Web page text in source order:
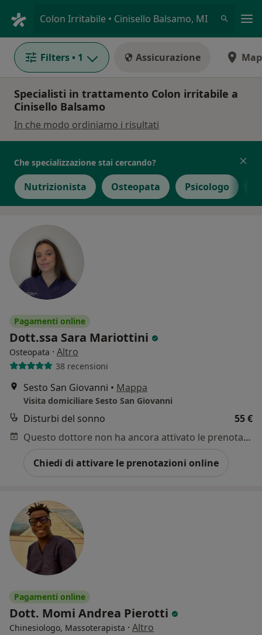
Colon Irritabile • Cinisello Balsamo, MI
Filters • 1 Assicurazione
Specialisti in trattamento Colon irritabile a
Cinisello Balsamo
In che modo ordiniamo i risultati
Che specializzazione stai cercando?
Nutrizionista Osteopata Psicologo
Pagamenti online
Dott.ssa Sara Mariottini
Osteopata · Altro
38 recensioni
Sesto San Giovanni • Mappa
Visita domiciliare Sesto San Giovanni
Disturbi del sonno
55 €
Questo dottore non ha ancora attivato le prenotazioni online presso questo indirizzo.
Chiedi di attivare le prenotazioni online
Pagamenti online
Dott. Momi Andrea Pierotti
Chinesiologo, Massoterapista · Altro